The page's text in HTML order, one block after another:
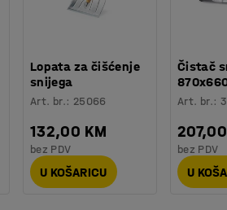
Lopata za čišćenje
snijega
Art. br.: 25066
132,00 KM
bez PDV
U KOŠARICU
Čistač
Art. br.:
bez PDV
U